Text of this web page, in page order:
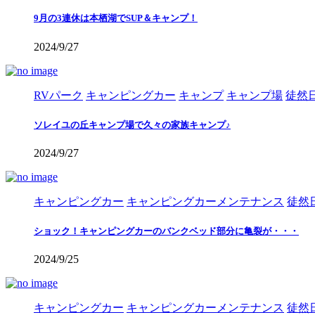
9月の3連休は本栖湖でSUP＆キャンプ！
2024/9/27
RVパーク キャンピングカー キャンプ キャンプ場 徒然
ソレイユの丘キャンプ場で久々の家族キャンプ♪
2024/9/27
キャンピングカー キャンピングカーメンテナンス 徒然
ショック！キャンピングカーのバンクベッド部分に亀裂が・・・
2024/9/25
キャンピングカー キャンピングカーメンテナンス 徒然